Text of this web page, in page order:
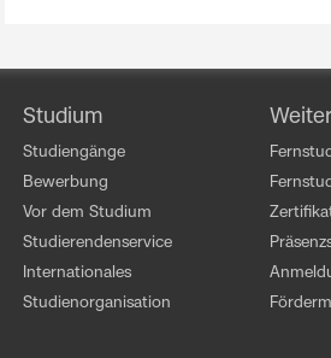
Studium
Studiengänge
Bewerbung
Vor dem Studium
Studierendenservice
Internationales
Studienorganisation